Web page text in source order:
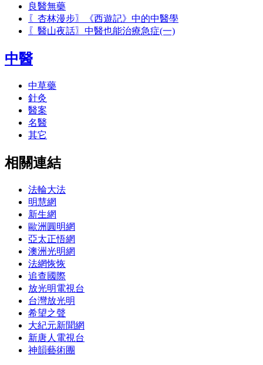
良醫無藥
〖杏林漫步〗《西遊記》中的中醫學
〖醫山夜話〗中醫也能治療急症(一)
中醫
中草藥
針灸
醫案
名醫
其它
相關連結
法輪大法
明慧網
新生網
歐洲圓明網
亞太正悟網
澳洲光明網
法網恢恢
追查國際
放光明電視台
台灣放光明
希望之聲
大紀元新聞網
新唐人電視台
神韻藝術團